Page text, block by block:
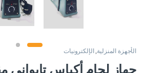
الأجهزة المنزلية ,الإلكترونيات